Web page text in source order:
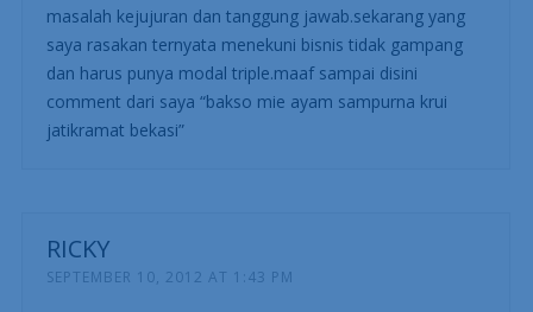
masalah kejujuran dan tanggung jawab.sekarang yang
saya rasakan ternyata menekuni bisnis tidak gampang
dan harus punya modal triple.maaf sampai disini
comment dari saya “bakso mie ayam sampurna krui
jatikramat bekasi”
RICKY
SEPTEMBER 10, 2012 AT 1:43 PM